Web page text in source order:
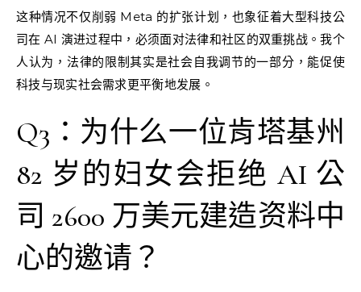
这种情况不仅削弱 Meta 的扩张计划，也象征着大型科技公
司在 AI 演进过程中，必须面对法律和社区的双重挑战。我个
人认为，法律的限制其实是社会自我调节的一部分，能促使
科技与现实社会需求更平衡地发展。
Q3：为什么一位肯塔基州
82 岁的妇女会拒绝 AI 公
司 2600 万美元建造资料中
心的邀请？